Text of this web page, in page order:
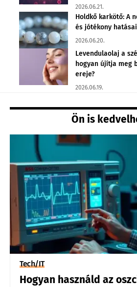
2026.06.21.
Holdkő karkötő: A
és jótékony hatásai
2026.06.20.
Levendulaolaj a
hogyan újítja meg
ereje?
2026.06.19.
Ön is
Tech/IT
Hogyan használd az